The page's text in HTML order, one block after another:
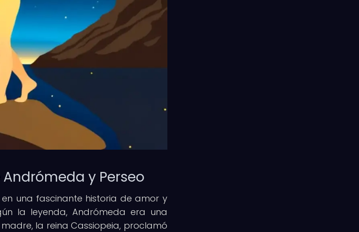
y Perseo
una fascinante historia de amor y
la leyenda, Andrómeda era una
la reina Cassiopeia, proclamó